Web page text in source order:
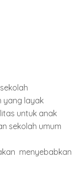
yang layak
untuk anak
sekolah umum
menyebabkan